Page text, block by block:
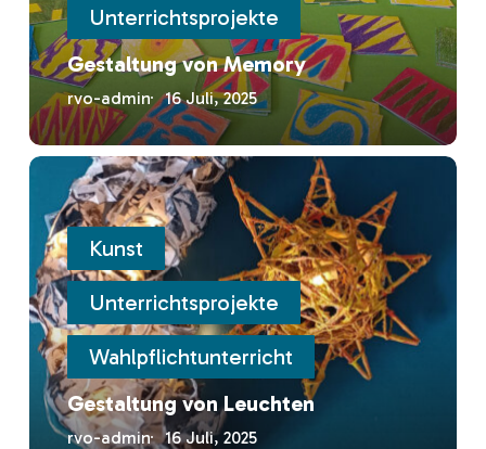
Unterrichtsprojekte
Gestaltung von Memory
rvo-admin 16 Juli, 2025
Gestaltung
Leuchten
Kunst
Unterrichtsprojekte
Wahlpflichtunterricht
Gestaltung von Leuchten
rvo-admin 16 Juli, 2025